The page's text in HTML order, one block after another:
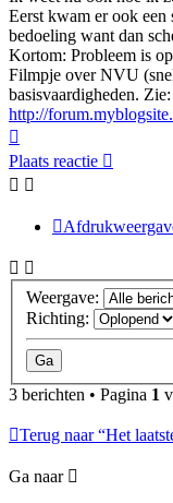
Eerst kwam er ook
bedoeling want dan
Kortom: Probleem is
Filmpje over NVU
basisvaardigheden. Zie:
http://
Plaats reactie
Weergave:
Richting:
3 berichten • Pagina 1
Terug naar “Het
Ga naar